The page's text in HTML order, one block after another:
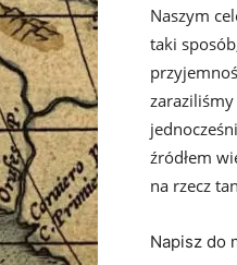
Naszym
taki
źródłem
na rzecz
Napisz do